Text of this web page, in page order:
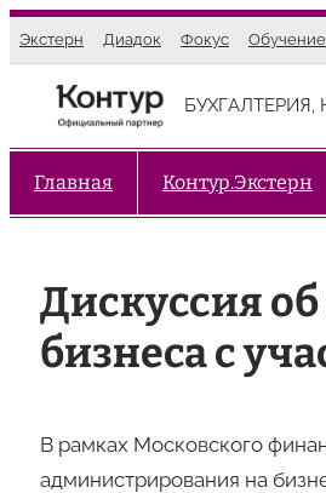
к
содержимому
Экстерн Диадок Фокус Обучение
БУХГАЛТЕРИЯ,
Главная Контур.Экстерн
Дискуссия
бизнеса с
В рамках Московского
администрирования на